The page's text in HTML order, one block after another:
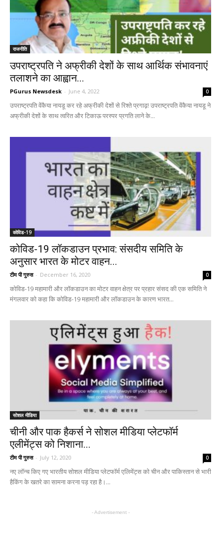
राजनीति
उपराष्ट्रपति ने अफ्रीकी देशों के साथ आर्थिक संभावनाएं
तलाशने का आह्वान...
PGurus Newsdesk - June 4, 2022 0
उपराष्ट्रपति वेंकैया नायडू कर रहे अफ्रीकी देशों से रिश्ते प्रगाढ़! उपराष्ट्रपति वेंकैया नायडू ने
अफ्रीकी देशों के साथ त्वरित और टिकाऊ परस्पर प्रगति लाने के...
कोविड-19
कोविड-19 लॉकडाउन प्रभाव: संसदीय समिति के
अनुसार भारत के मोटर वाहन...
टीम पी गुरुस - December 16, 2020 0
कोविड-19 महामारी और लॉकडाउन का मोटर वाहन क्षेत्र पर प्रहार संसद की एक समिति ने
मंगलवार को कहा कि कोविड-19 महामारी और लॉकडाउन के कारण भारत...
सोशल मीडिया
चीनी और पाक हैकर्स ने सोशल मीडिया प्लेटफॉर्म
एलीमेंट्स को निशाना...
टीम पी गुरुस - July 12, 2020 0
नए लॉन्च किए गए भारतीय सोशल मीडिया प्लेटफॉर्म एलिमेंट्स को चीन और पाकिस्तान से भारी
हैकिंग के खतरे का सामना करना पड़ रहा है।...
- Advertisement -